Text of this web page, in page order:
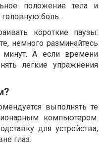
положение тела и
боль.
короткие паузы:
немного разминайтесь
А если времени
легкие упражнения
выполнять те
компьютером.
для устройства,
глаз.